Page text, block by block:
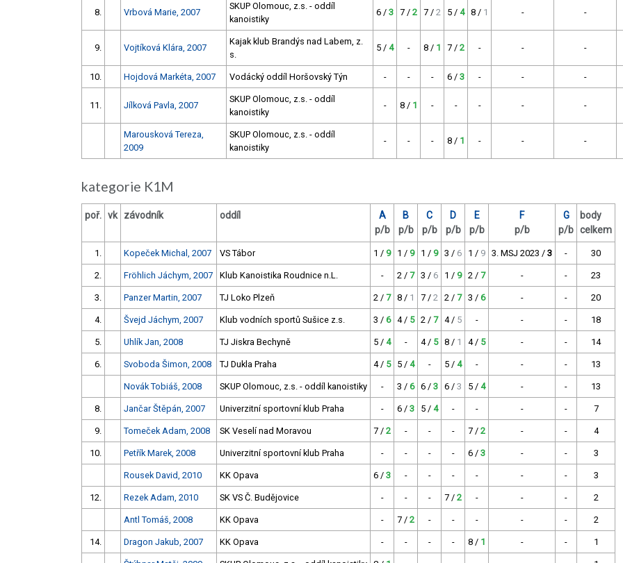
8. Vrbová Marie, 2007
SKUP Olomouc, z.s. - oddíl
kanoistiky
6 / 3 7 / 2 7 / 2 5 / 4 8 / 1 - -
9. Vojtíková Klára, 2007
Kajak klub Brandýs nad Labem, z.
s.
5 / 4 - 8 / 1 7 / 2 - - -
10. Hojdová Markéta, 2007 Vodácký oddíl Horšovský Týn - - - 6 / 3 - - -
11. Jílková Pavla, 2007
SKUP Olomouc, z.s. - oddíl
kanoistiky
- 8 / 1 - - - - -
Marousková Tereza,
2009
SKUP Olomouc, z.s. - oddíl
kanoistiky
- - - 8 / 1 - - -
kategorie K1M
poř. vk závodník oddíl
A
p/b
B
p/b
C
p/b
D
p/b
E
p/b
F
p/b
G
p/b
body
celkem
1. Kopeček Michal, 2007 VS Tábor 1 / 9 1 / 9 1 / 9 3 / 6 1 / 9 3. MSJ 2023 / 3 - 30
2. Fröhlich Jáchym, 2007 Klub Kanoistika Roudnice n.L. - 2 / 7 3 / 6 1 / 9 2 / 7 - - 23
3. Panzer Martin, 2007 TJ Loko Plzeň 2 / 7 8 / 1 7 / 2 2 / 7 3 / 6 - - 20
4. Švejd Jáchym, 2007 Klub vodních sportů Sušice z.s. 3 / 6 4 / 5 2 / 7 4 / 5 - - - 18
5. Uhlík Jan, 2008 TJ Jiskra Bechyně 5 / 4 - 4 / 5 8 / 1 4 / 5 - - 14
6. Svoboda Šimon, 2008 TJ Dukla Praha 4 / 5 5 / 4 - 5 / 4 - - - 13
Novák Tobiáš, 2008 SKUP Olomouc, z.s. - oddíl kanoistiky - 3 / 6 6 / 3 6 / 3 5 / 4 - - 13
8. Jančar Štěpán, 2007 Univerzitní sportovní klub Praha - 6 / 3 5 / 4 - - - - 7
9. Tomeček Adam, 2008 SK Veselí nad Moravou 7 / 2 - - - 7 / 2 - - 4
10. Petřík Marek, 2008 Univerzitní sportovní klub Praha - - - - 6 / 3 - - 3
Rousek David, 2010 KK Opava 6 / 3 - - - - - - 3
12. Rezek Adam, 2010 SK VS Č. Budějovice - - - 7 / 2 - - - 2
Antl Tomáš, 2008 KK Opava - 7 / 2 - - - - - 2
14. Dragon Jakub, 2007 KK Opava - - - - 8 / 1 - - 1